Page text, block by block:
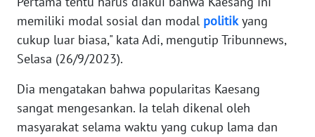
memiliki modal sosial dan modal politikyang
cukup luar biasa," kata Adi, mengutip Tribunnews,
Selasa (26/9/2023).
Dia mengatakan bahwa popularitas Kaesang
sangat mengesankan. Ia telah dikenal oleh
masyarakat selama waktu yang cukup lama dan
Wahana
Regional
SUMUT